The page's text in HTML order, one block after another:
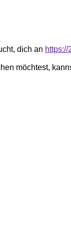
dich an
möchtest,